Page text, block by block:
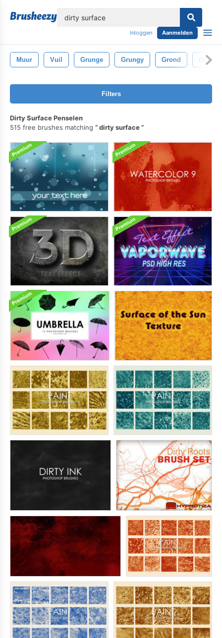
Inloggen Aanmelden
Muur Vuil Grunge Grungy Grond
Filters
Dirty Surface Penselen
515 free brushes matching
dirty surface